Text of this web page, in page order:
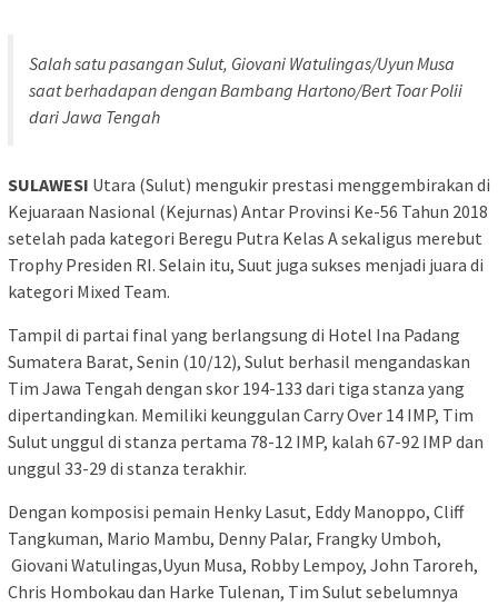
Salah satu pasangan Sulut, Giovani Watulingas/Uyun Musa
saat berhadapan dengan Bambang Hartono/Bert Toar Polii
dari Jawa Tengah
SULAWESI Utara (Sulut) mengukir prestasi menggembirakan di
Kejuaraan Nasional (Kejurnas) Antar Provinsi Ke-56 Tahun 2018
setelah pada kategori Beregu Putra Kelas A sekaligus merebut
Trophy Presiden RI. Selain itu, Suut juga sukses menjadi juara di
kategori Mixed Team.
Tampil di partai final yang berlangsung di Hotel Ina Padang
Sumatera Barat, Senin (10/12), Sulut berhasil mengandaskan
Tim Jawa Tengah dengan skor 194-133 dari tiga stanza yang
dipertandingkan. Memiliki keunggulan Carry Over 14 IMP, Tim
Sulut unggul di stanza pertama 78-12 IMP, kalah 67-92 IMP dan
unggul 33-29 di stanza terakhir.
Dengan komposisi pemain Henky Lasut, Eddy Manoppo, Cliff
Tangkuman, Mario Mambu, Denny Palar, Frangky Umboh,
Giovani Watulingas,Uyun Musa, Robby Lempoy, John Taroreh,
Chris Hombokau dan Harke Tulenan, Tim Sulut sebelumnya